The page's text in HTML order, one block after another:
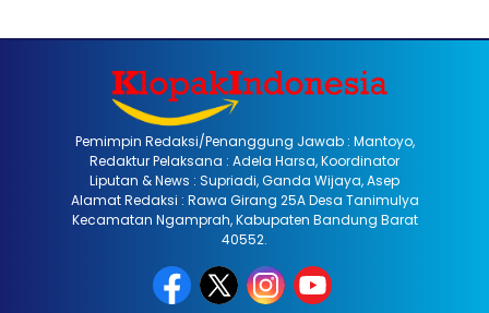
Pemimpin Redaksi/Penanggung Jawab : Mantoyo,
Redaktur Pelaksana : Adela Harsa, Koordinator
Liputan & News : Supriadi, Ganda Wijaya, Asep
Alamat Redaksi : Rawa Girang 25A Desa Tanimulya
Kecamatan Ngamprah, Kabupaten Bandung Barat
40552.